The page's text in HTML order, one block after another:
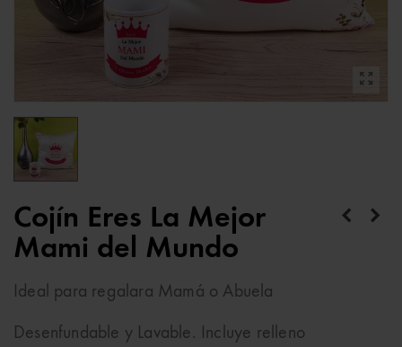
Cojín Eres La Mejor
Mami del Mundo
Ideal para regalara Mamá o Abuela
Desenfundable y Lavable. Incluye relleno